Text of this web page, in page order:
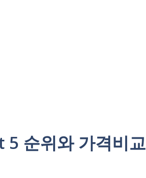
5 순위와 가격비교